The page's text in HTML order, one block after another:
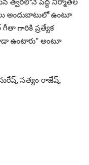
అందుబాటులో ఉంటూ
గారికి ప్రత్యేక
ఉంటారు” అంటూ
సత్యం రాజేష్,